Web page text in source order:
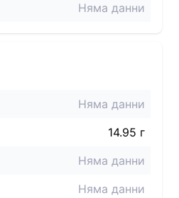
Няма данни
Няма данни
14.95 г
Няма данни
Няма данни